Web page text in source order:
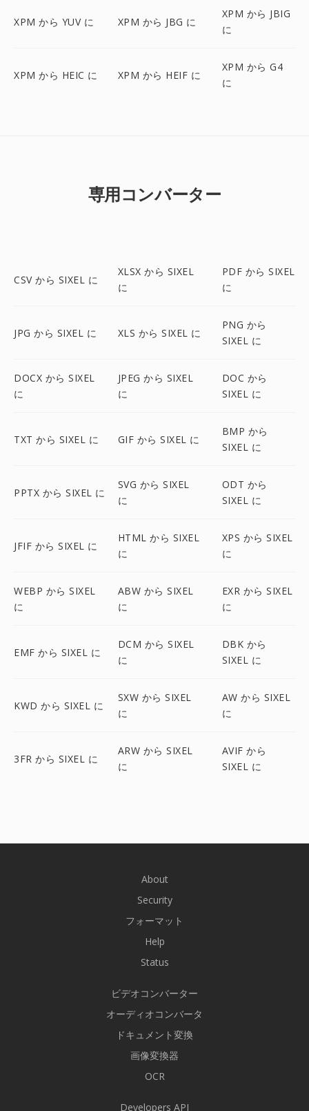
XPM から YUV に XPM から JBG に
XPM から JBIG
に
XPM から HEIC に XPM から HEIF に
XPM から G4
に
専用コンバーター
CSV から SIXEL に
XLSX から SIXEL
に
PDF から SIXEL
に
JPG から SIXEL に XLS から SIXEL に
PNG から
SIXEL に
DOCX から SIXEL
に
JPEG から SIXEL
に
DOC から
SIXEL に
TXT から SIXEL に GIF から SIXEL に
BMP から
SIXEL に
PPTX から SIXEL に
SVG から SIXEL
に
ODT から
SIXEL に
JFIF から SIXEL に
HTML から SIXEL
に
XPS から SIXEL
に
WEBP から SIXEL
に
ABW から SIXEL
に
EXR から SIXEL
に
EMF から SIXEL に
DCM から SIXEL
に
DBK から
SIXEL に
KWD から SIXEL に
SXW から SIXEL
に
AW から SIXEL
に
3FR から SIXEL に
ARW から SIXEL
に
AVIF から
SIXEL に
About
Security
フォーマット
Help
Status
ビデオコンバーター
オーディオコンバータ
ドキュメント変換
画像変換器
OCR
Developers API